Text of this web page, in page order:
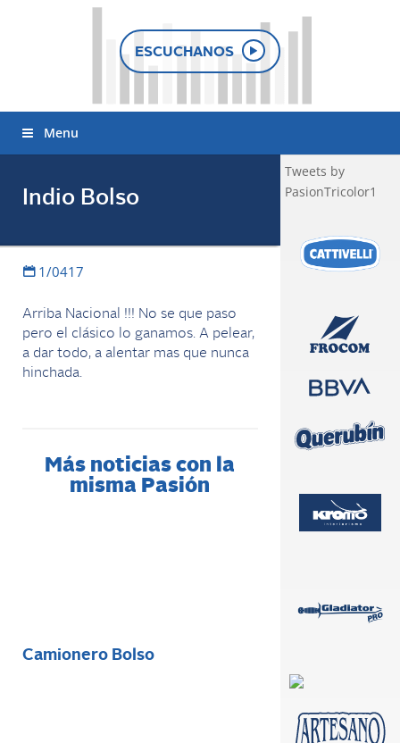
ESCUCHANOS
Menu
Indio Bolso
1/0417
Arriba Nacional !!! No se que paso
pero el clásico lo ganamos. A pelear,
a dar todo, a alentar mas que nunca
hinchada.
Más noticias con la
misma Pasión
Camionero Bolso
Tweets by
PasionTricolor1